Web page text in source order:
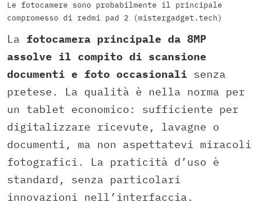
Le fotocamere sono probabilmente il principale
compromesso di redmi pad 2 (mistergadget.tech)
La fotocamera principale da 8MP
assolve il compito di scansione
documenti e foto occasionali senza
pretese. La qualità è nella norma per
un tablet economico: sufficiente per
digitalizzare ricevute, lavagne o
documenti, ma non aspettatevi miracoli
fotografici. La praticità d’uso è
standard, senza particolari
innovazioni nell’interfaccia.